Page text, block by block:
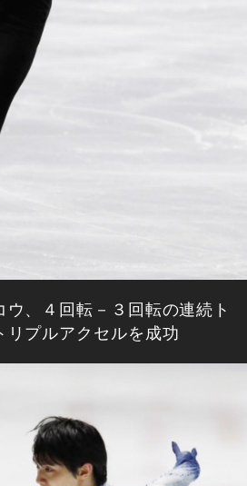
ウ、４回転－３回転の連続ト
リプルアクセルを成功